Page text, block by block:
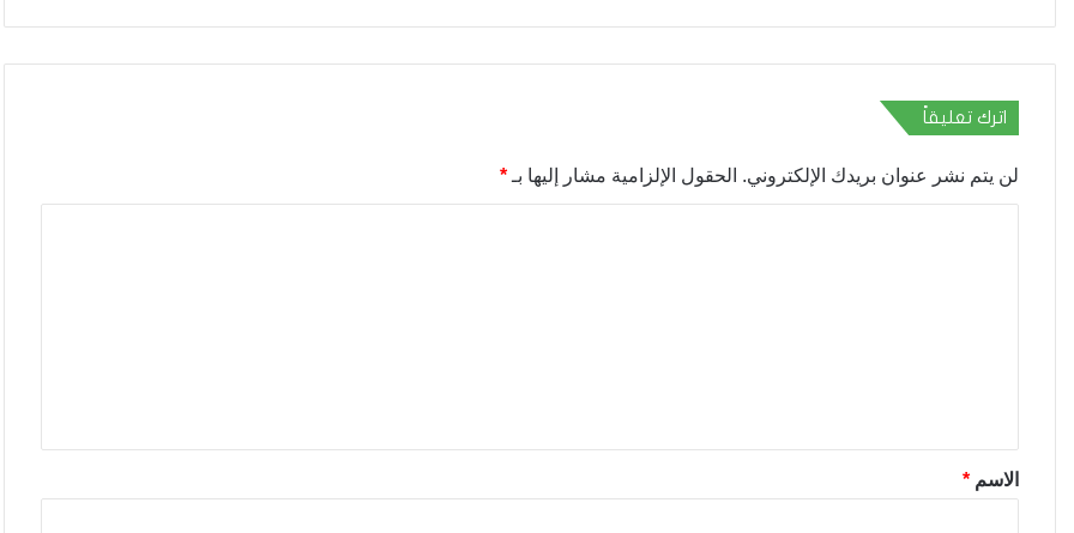
اترك تعليقاً
لن يتم نشر عنوان بريدك الإلكتروني. الحقول الإلزامية مشار إليها بـ *
*الاسم *